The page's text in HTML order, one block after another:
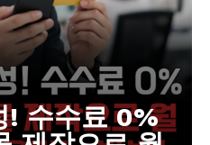
! 수수료 0%